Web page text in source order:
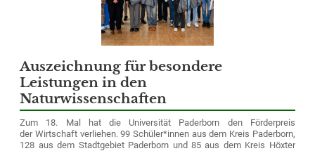
Auszeichnung für besondere
Leistungen in den
Naturwissenschaften
Zum 18. Mal hat die Universität Paderborn den Förderpreis
der Wirtschaft verliehen. 99 Schüler*innen aus dem Kreis Paderborn,
128 aus dem Stadtgebiet Paderborn und 85 aus dem Kreis Höxter